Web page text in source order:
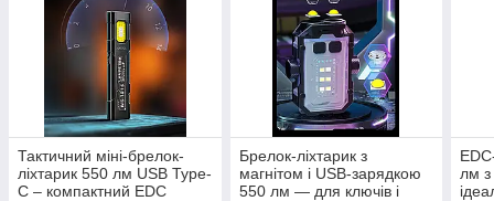
Тактичний міні-брелок-
ліхтарик 550 лм USB Type-
C – компактний EDC
Брелок-ліхтарик з
магнітом і USB-зарядкою
550 лм — для ключів і
лм з